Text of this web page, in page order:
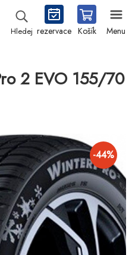
Hledej rezervace Košík Menu
2 EVO 155/70
-44%